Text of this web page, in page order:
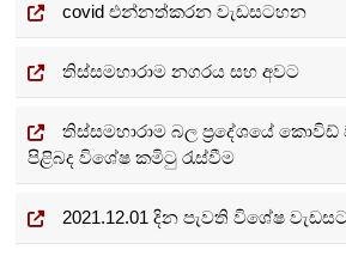
covid එන්නත්කරන වැඩසටහන
තිස්සමහාරාම නගරය සහ අවට
තිස්සමහාරාම බල ප්‍රදේශයේ
පිළිබද විශේෂ කමිටු රැස්වීම
2021.12.01 දින පැවති විශේෂ